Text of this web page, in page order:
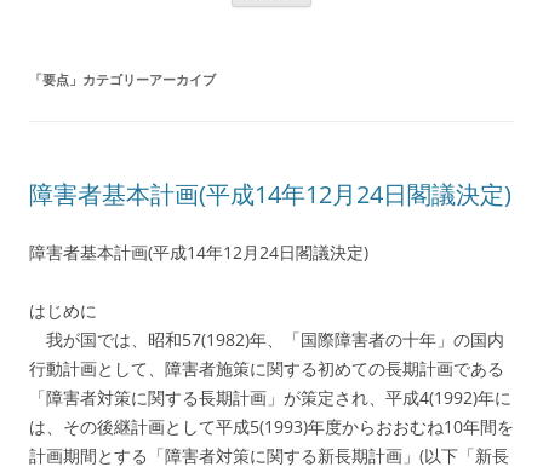
「要点 」カテゴリーアーカイブ
障害者基本計画(平成14年12月24日閣議決定)
障害者基本計画(平成14年12月24日閣議決定)
はじめに
我が国では、昭和57(1982)年、「国際障害者の十年」の国内
行動計画として、障害者施策に関する初めての長期計画である
「障害者対策に関する長期計画」が策定され、平成4(1992)年に
は、その後継計画として平成5(1993)年度からおおむね10年間を
計画期間とする「障害者対策に関する新長期計画」(以下「新長